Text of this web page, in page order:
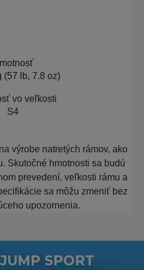
(57 lb, 7.8 oz)
vo veľkosti
S4
výrobe natretých rámov, ako
Skutočné hmotnosti sa budú
prevedení, veľkosti rámu a
sa môžu zmeniť bez
upozornenia.
SPORT